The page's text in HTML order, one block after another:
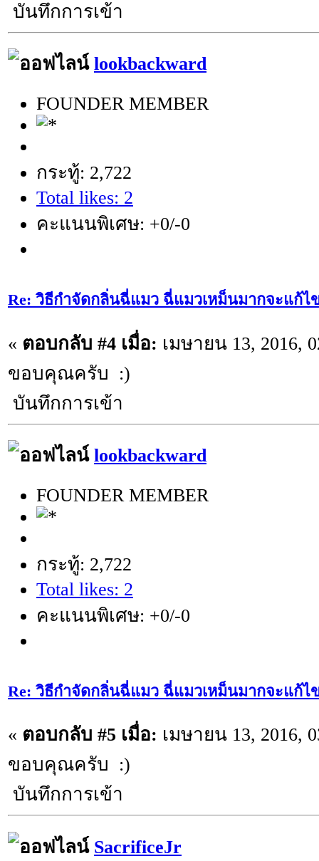
บันทึกการเข้า
lookbackward
FOUNDER MEMBER
กระทู้: 2,722
Total likes: 2
คะแนนพิเศษ: +0/-0
Re: วิธีกำจัดกลิ่นฉี่แมว ฉี่แมวเหม็นมากจะแก้ไ
« ตอบกลับ #4 เมื่อ: เมษายน 13, 2016,
ขอบคุณครับ :)
บันทึกการเข้า
lookbackward
FOUNDER MEMBER
กระทู้: 2,722
Total likes: 2
คะแนนพิเศษ: +0/-0
Re: วิธีกำจัดกลิ่นฉี่แมว ฉี่แมวเหม็นมากจะแก้ไ
« ตอบกลับ #5 เมื่อ: เมษายน 13, 2016,
ขอบคุณครับ :)
บันทึกการเข้า
SacrificeJr